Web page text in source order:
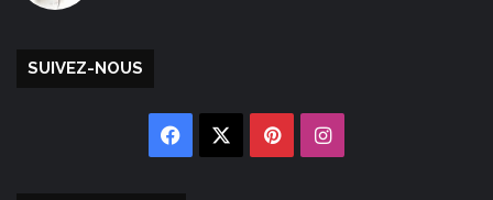
SUIVEZ-NOUS
Facebook PinterestInstagram